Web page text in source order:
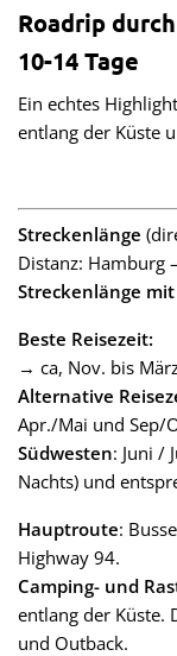
Roadrip
10-14 Tage
Ein echtes
entlang der Küste
Streckenlänge
Distanz: Hamburg
Streckenlänge
Beste Reisezeit:
→ ca, Nov. bis
Alternative
Apr./Mai und Sep/
Südwesten: Juni /
Nachts) und
Hauptroute:
Highway 94.
Camping- und
entlang der Küste.
und Outback.